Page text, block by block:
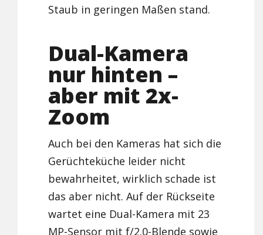
Staub in geringen Maßen stand.
Dual-Kamera
nur hinten –
aber mit 2x-
Zoom
Auch bei den Kameras hat sich die
Gerüchteküche leider nicht
bewahrheitet, wirklich schade ist
das aber nicht. Auf der Rückseite
wartet eine Dual-Kamera mit 23
MP-Sensor mit f/2.0-Blende sowie